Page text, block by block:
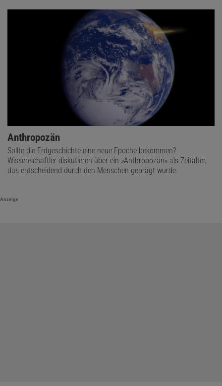
Anthropozän
Sollte die Erdgeschichte eine neue Epoche bekommen?
Wissenschaftler diskutieren über ein »Anthropozän« als Zeitalter,
das entscheidend durch den Menschen geprägt wurde.
Anzeige